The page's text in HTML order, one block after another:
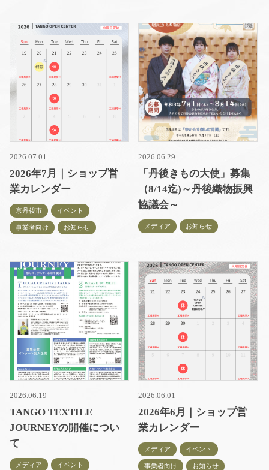
2026.07.01
2026年7月｜ショップ営
業カレンダー
京丹後市 イベント
事業者向け お知らせ
2026.06.29
「丹後きもの大使」募集
（8/14迄)～丹後織物振興
協議会～
メディア お知らせ
2026.06.19
TANGO TEXTILE
JOURNEYの開催につい
て
メディア イベント
2026.06.01
2026年6月｜ショップ営
業カレンダー
メディア イベント
事業者向け お知らせ